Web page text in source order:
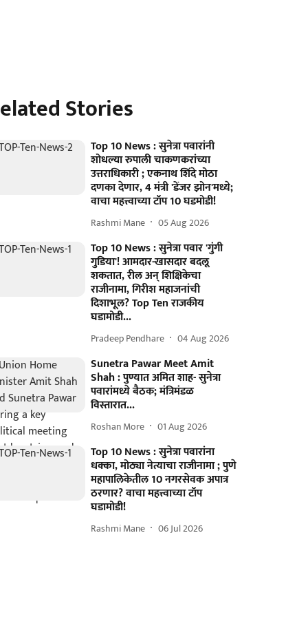
Stories
Top 10 News : सुनेत्रा पवारांनी
शोधल्या रुपाली चाकणकरांच्या
उत्तराधिकारी ; एकनाथ शिंदे मोठा
दणका देणार, 4 मंत्री 'डेंजर झोन'मध्ये;
वाचा महत्त्वाच्या टॉप 10 घडमोडी!
Rashmi Mane 05 Aug 2026
Top 10 News : सुनेत्रा पवार 'गुंगी
गुडिया'! आमदार-खासदार बदलू
शकतात, रील अन् शिक्षिकेचा
राजीनामा, गिरीश महाजनांची
दिशाभूल? Top Ten राजकीय
घडामोडी...
Pradeep Pendhare 04 Aug 2026
Sunetra Pawar Meet Amit
Shah : पुण्यात अमित शाह- सुनेत्रा
पवारांमध्ये बैठक; मंत्रिमंडळ
विस्तारात...
Roshan More 01 Aug 2026
Top 10 News : सुनेत्रा पवारांना
धक्का, मोठ्या नेत्याचा राजीनामा ; पुणे
महापालिकेतील 10 नगरसेवक अपात्र
ठरणार? वाचा महत्त्वाच्या टॉप
घडामोडी!
Rashmi Mane 06 Jul 2026